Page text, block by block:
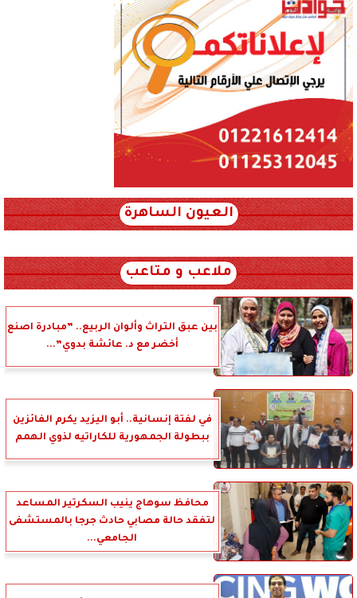
العيون الساهرة
ملاعب و متاعب
بين عبق التراث وألوان الربيع.. ”مبادرة اصنع
أخضر مع د. عائشة بدوي”...
في لفتة إنسانية.. أبو اليزيد يكرم الفائزين
ببطولة الجمهورية للكاراتيه لذوي الهمم
محافظ سوهاج ينيب السكرتير المساعد
لتفقد حالة مصابي حادث جرجا بالمستشفى
الجامعي...